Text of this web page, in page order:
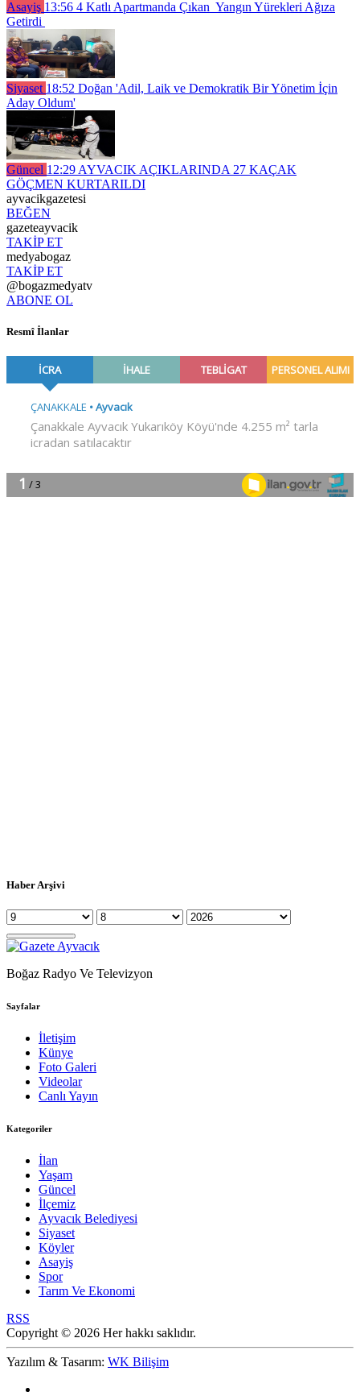
Asayiş 13:56 4 Katlı Apartmanda Çıkan Yangın Yürekleri Ağıza
Getirdi
Siyaset 18:52 Doğan 'Adil, Laik ve Demokratik Bir Yönetim İçin
Aday Oldum'
Güncel 12:29 AYVACIK AÇIKLARINDA 27 KAÇAK
GÖÇMEN KURTARILDI
ayvacikgazetesi
BEĞEN
gazeteayvacik
TAKİP ET
medyabogaz
TAKİP ET
@bogazmedyatv
ABONE OL
Resmî İlanlar
Haber Arşivi
Boğaz Radyo Ve Televizyon
Sayfalar
İletişim
Künye
Foto Galeri
Videolar
Canlı Yayın
Kategoriler
İlan
Yaşam
Güncel
İlçemiz
Ayvacık Belediyesi
Siyaset
Köyler
Asayiş
Spor
Tarım Ve Ekonomi
RSS
Copyright © 2026 Her hakkı saklıdır.
Yazılım & Tasarım: WK Bilişim